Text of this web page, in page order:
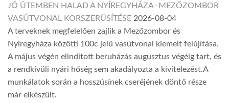
JÓ ÜTEMBEN HALAD A NYÍREGYHÁZA–MEZŐZOMBOR
VASÚTVONAL KORSZERŰSÍTÉSE 2026-08-04
A terveknek megfelelően zajlik a Mezőzombor és
Nyíregyháza közötti 100c jelű vasútvonal kiemelt felújítása.
A május végén elindított beruházás augusztus végéig tart, és
a rendkívüli nyári hőség sem akadályozta a kivitelezést.A
munkálatok során a hosszúsínek cseréjének döntő része
már elkészült.